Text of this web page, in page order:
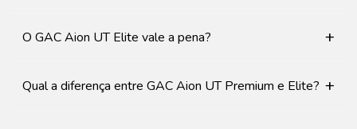
O GAC Aion UT Elite vale a pena? +
Qual a diferença entre GAC Aion UT Premium e Elite? +